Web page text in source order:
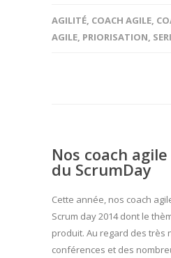
AGILITÉ, COACH AGILE,
AGILE, PRIORISATION,
Nos coach
du ScrumDay
Cette année, nos coach
Scrum day 2014 dont le
produit. Au regard des très
conférences et des